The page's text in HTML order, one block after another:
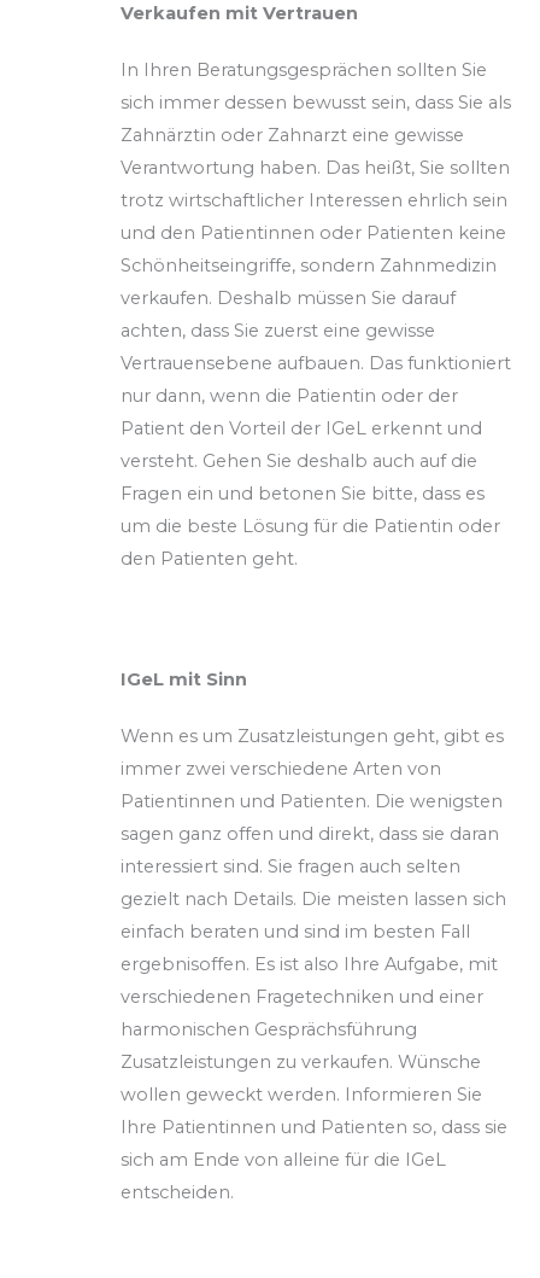
Verkaufen mit Vertrauen
In Ihren Beratungsgesprächen sollten Sie
sich immer dessen bewusst sein, dass Sie als
Zahnärztin oder Zahnarzt eine gewisse
Verantwortung haben. Das heißt, Sie sollten
trotz wirtschaftlicher Interessen ehrlich sein
und den Patientinnen oder Patienten keine
Schönheitseingriffe, sondern Zahnmedizin
verkaufen. Deshalb müssen Sie darauf
achten, dass Sie zuerst eine gewisse
Vertrauensebene aufbauen. Das funktioniert
nur dann, wenn die Patientin oder der
Patient den Vorteil der IGeL erkennt und
versteht. Gehen Sie deshalb auch auf die
Fragen ein und betonen Sie bitte, dass es
um die beste Lösung für die Patientin oder
den Patienten geht.
IGeL mit Sinn
Wenn es um Zusatzleistungen geht, gibt es
immer zwei verschiedene Arten von
Patientinnen und Patienten. Die wenigsten
sagen ganz offen und direkt, dass sie daran
interessiert sind. Sie fragen auch selten
gezielt nach Details. Die meisten lassen sich
einfach beraten und sind im besten Fall
ergebnisoffen. Es ist also Ihre Aufgabe, mit
verschiedenen Fragetechniken und einer
harmonischen Gesprächsführung
Zusatzleistungen zu verkaufen. Wünsche
wollen geweckt werden. Informieren Sie
Ihre Patientinnen und Patienten so, dass sie
sich am Ende von alleine für die IGeL
entscheiden.